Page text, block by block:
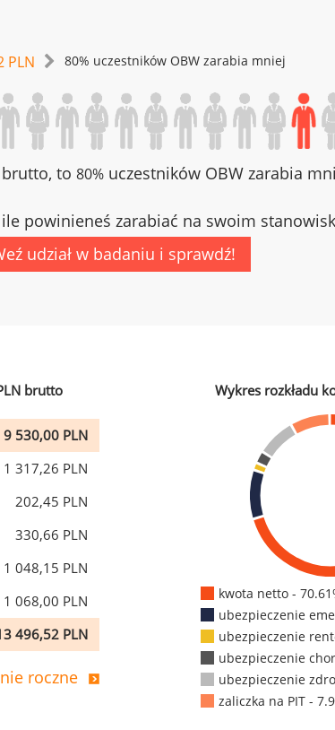
PLN 80% uczestników OBW zarabia mniej
brutto, to 80% uczestników OBW zarabia
ile powinieneś zarabiać na swoim
udział w badaniu i sprawdź!
brutto
9 530,00 PLN
1 317,26 PLN
202,45 PLN
330,66 PLN
1 048,15 PLN
1 068,00 PLN
496,52 PLN
roczne
Wykres rozkładu
kwota netto -
ubezpieczenie
ubezpieczenie
ubezpieczenie
ubezpieczenie
zaliczka na PIT -